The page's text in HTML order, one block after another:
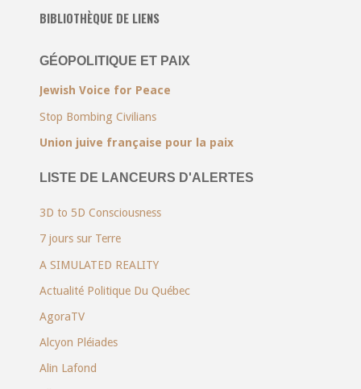
BIBLIOTHÈQUE DE LIENS
GÉOPOLITIQUE ET PAIX
Jewish Voice for Peace
Stop Bombing Civilians
Union juive française pour la paix
LISTE DE LANCEURS D'ALERTES
3D to 5D Consciousness
7 jours sur Terre
A SIMULATED REALITY
Actualité Politique Du Québec
AgoraTV
Alcyon Pléiades
Alin Lafond